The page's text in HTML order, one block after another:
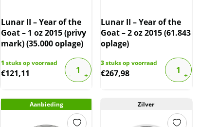
Lunar II – Year of the
Goat – 1 oz 2015 (privy
mark) (35.000 oplage)
1 stuks op voorraad
€121,11
Lunar II – Year of the
Goat – 2 oz 2015 (61.843
oplage)
3stuks op voorraad
€267,98
Aanbieding Zilver